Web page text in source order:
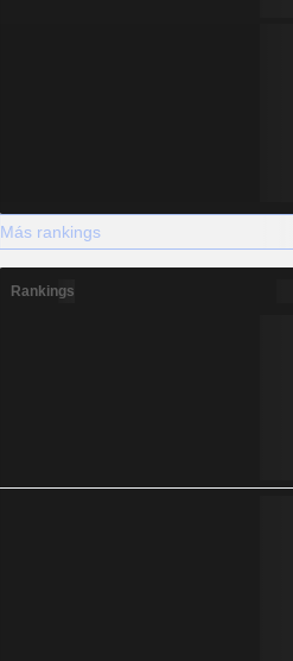
Más rankings
Rankings